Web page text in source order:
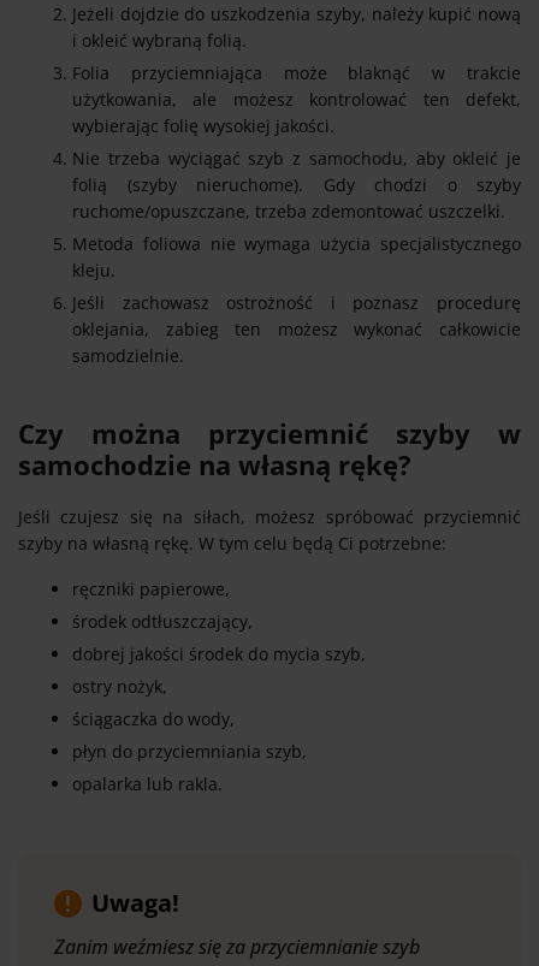
Jeżeli dojdzie do uszkodzenia szyby, należy kupić nową
i okleić wybraną folią.
Folia przyciemniająca może blaknąć w trakcie
użytkowania, ale możesz kontrolować ten defekt,
wybierając folię wysokiej jakości.
Nie trzeba wyciągać szyb z samochodu, aby okleić je
folią (szyby nieruchome). Gdy chodzi o szyby
ruchome/opuszczane, trzeba zdemontować uszczelki.
Metoda foliowa nie wymaga użycia specjalistycznego
kleju.
Jeśli zachowasz ostrożność i poznasz procedurę
oklejania, zabieg ten możesz wykonać całkowicie
samodzielnie.
Czy można przyciemnić szyby w
samochodzie na własną rękę?
Jeśli czujesz się na siłach, możesz spróbować przyciemnić
szyby na własną rękę. W tym celu będą Ci potrzebne:
ręczniki papierowe,
środek odtłuszczający,
dobrej jakości środek do mycia szyb,
ostry nożyk,
ściągaczka do wody,
płyn do przyciemniania szyb,
opalarka lub rakla.
Uwaga!
Zanim weźmiesz się za przyciemnianie szyb